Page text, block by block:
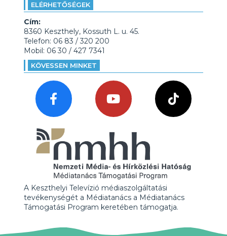
ELÉRHETŐSÉGEK
Cím:
8360 Keszthely, Kossuth L. u. 45.
Telefon: 06 83 / 320 200
Mobil: 06 30 / 427 7341
KÖVESSEN MINKET
A Keszthelyi Televízió médiaszolgáltatási
tevékenységét a Médiatanács a Médiatanács
Támogatási Program keretében támogatja.